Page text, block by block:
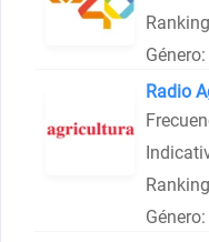
Género:
Radio
Género: